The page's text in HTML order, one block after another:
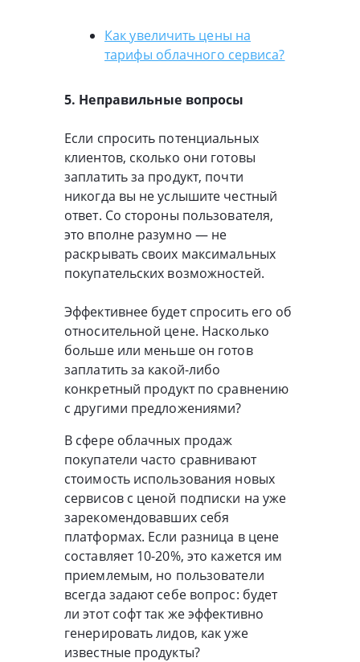
Как увеличить цены на
тарифы облачного сервиса?
5. Неправильные вопросы
Если спросить потенциальных
клиентов, сколько они готовы
заплатить за продукт, почти
никогда вы не услышите честный
ответ. Со стороны пользователя,
это вполне разумно — не
раскрывать своих максимальных
покупательских возможностей.
Эффективнее будет спросить его об
относительной цене. Насколько
больше или меньше он готов
заплатить за какой-либо
конкретный продукт по сравнению
с другими предложениями?
В сфере облачных продаж
покупатели часто сравнивают
стоимость использования новых
сервисов с ценой подписки на уже
зарекомендовавших себя
платформах. Если разница в цене
составляет 10-20%, это кажется им
приемлемым, но пользователи
всегда задают себе вопрос: будет
ли этот софт так же эффективно
генерировать лидов, как уже
известные продукты?